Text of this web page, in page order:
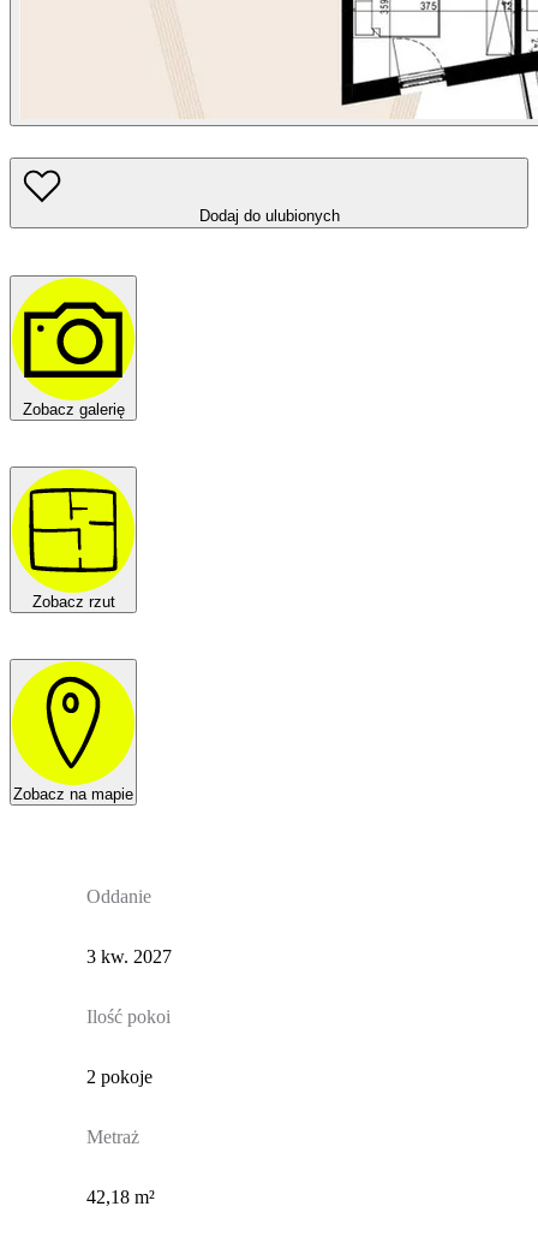
Dodaj do ulubionych
Zobacz galerię
Zobacz rzut
Zobacz na mapie
Oddanie
3 kw. 2027
Ilość pokoi
2 pokoje
Metraż
42,18 m²